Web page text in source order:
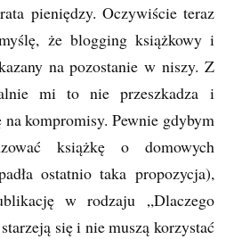
pieniędzy. Oczywiście teraz
że blogging książkowy i
na pozostanie w niszy. Z
mi to nie przeszkadza i
na kompromisy. Pewnie gdybym
książkę o domowych
ostatnio taka propozycja),
w rodzaju „Dlaczego
się i nie muszą korzystać